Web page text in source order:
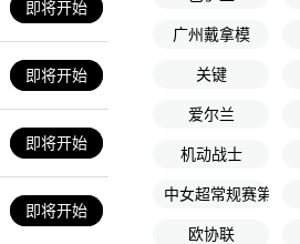
即将开始
即将开始
即将开始
即将开始
广州戴拿模
关键
爱尔兰
机动战士
中女超常规赛第1轮
欧协联